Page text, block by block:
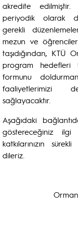
akredite
periyodik olarak
gerekli
mezun ve
taşıdığından, KTÜ
program hedefleri
formunu
faaliyetlerimizi
sağlayacaktır.
Aşağıdaki
göstereceğiniz
katkılarınızın
dileriz.